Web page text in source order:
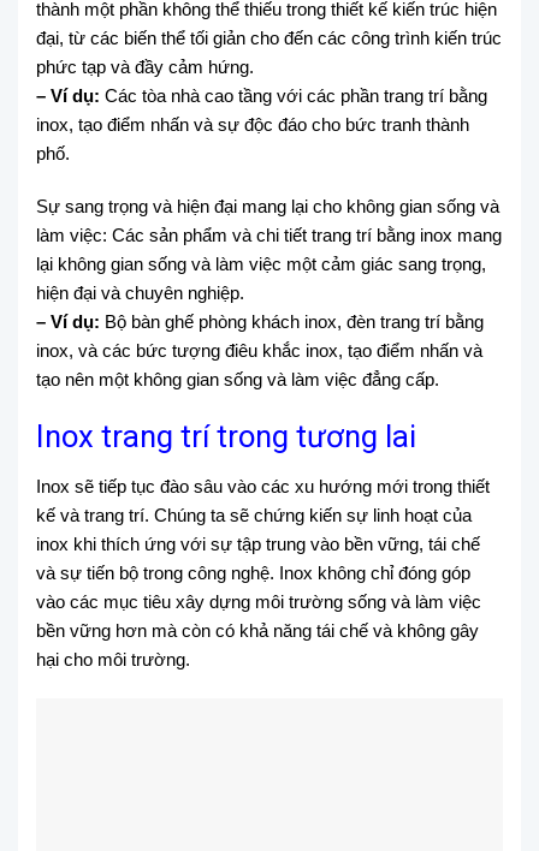
thành một phần không thể thiếu trong thiết kế kiến trúc hiện
đại, từ các biến thể tối giản cho đến các công trình kiến trúc
phức tạp và đầy cảm hứng.
– Ví dụ: Các tòa nhà cao tầng với các phần trang trí bằng
inox, tạo điểm nhấn và sự độc đáo cho bức tranh thành
phố.
Sự sang trọng và hiện đại mang lại cho không gian sống và
làm việc: Các sản phẩm và chi tiết trang trí bằng inox mang
lại không gian sống và làm việc một cảm giác sang trọng,
hiện đại và chuyên nghiệp.
– Ví dụ: Bộ bàn ghế phòng khách inox, đèn trang trí bằng
inox, và các bức tượng điêu khắc inox, tạo điểm nhấn và
tạo nên một không gian sống và làm việc đẳng cấp.
Inox trang trí trong tương lai
Inox sẽ tiếp tục đào sâu vào các xu hướng mới trong thiết
kế và trang trí. Chúng ta sẽ chứng kiến sự linh hoạt của
inox khi thích ứng với sự tập trung vào bền vững, tái chế
và sự tiến bộ trong công nghệ. Inox không chỉ đóng góp
vào các mục tiêu xây dựng môi trường sống và làm việc
bền vững hơn mà còn có khả năng tái chế và không gây
hại cho môi trường.